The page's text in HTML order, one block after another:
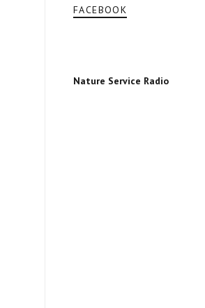
FACEBOOK
Nature Service Radio